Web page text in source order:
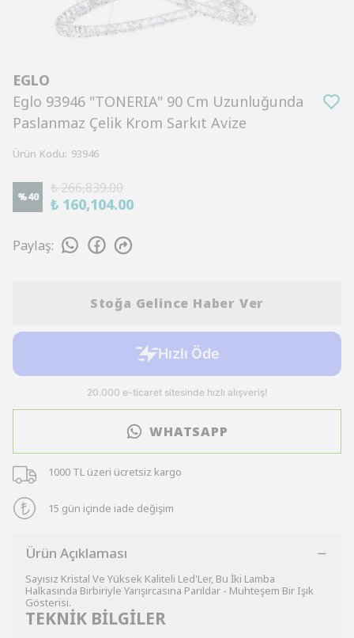
EGLO
Eglo 93946 "TONERIA" 90 Cm Uzunluğunda
Paslanmaz Çelik Krom Sarkıt Avize
Ürün Kodu: 93946
%40
₺ 266,839.00
₺ 160,104.00
Paylaş:
Stoğa Gelince Haber Ver
WHATSAPP
1000 TL üzeri ücretsiz kargo
15 gün içinde iade değişim
Ürün Açıklaması
Sayısız Kristal Ve Yüksek Kaliteli Led'Ler, Bu İki Lamba
Halkasında Birbiriyle Yarışırcasına Parıldar - Muhteşem Bir Işık
Gösterisi.
TEKNİK BİLGİLER